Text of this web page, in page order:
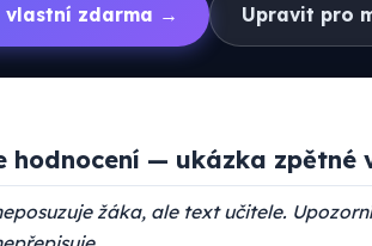
zdarma → Upravit pro
hodnocení — ukázka zpětné
žáka, ale text učitele.